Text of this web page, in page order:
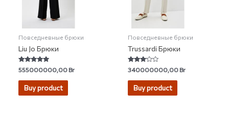
Повседневные брюки
Liu Jo Брюки
Rated
5.00
out of 5
555000000,00Br
Buy product
Повседневные брюки
Trussardi Брюки
Rated
3.00
out of 5
340000000,00Br
Buy product